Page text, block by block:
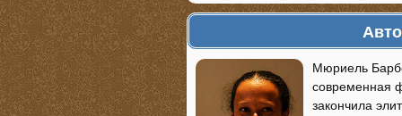
Мюриель
современная
закончила